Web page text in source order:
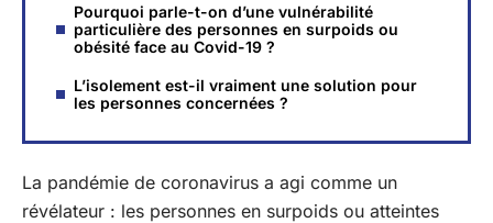
Pourquoi parle-t-on d’une vulnérabilité
particulière des personnes en surpoids ou
obésité face au Covid-19 ?
L’isolement est-il vraiment une solution pour
les personnes concernées ?
La pandémie de coronavirus a agi comme un
révélateur : les personnes en surpoids ou atteintes